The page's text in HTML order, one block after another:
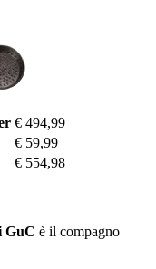
€ 494,99
€ 59,99
€ 554,98
GuC è il compagno